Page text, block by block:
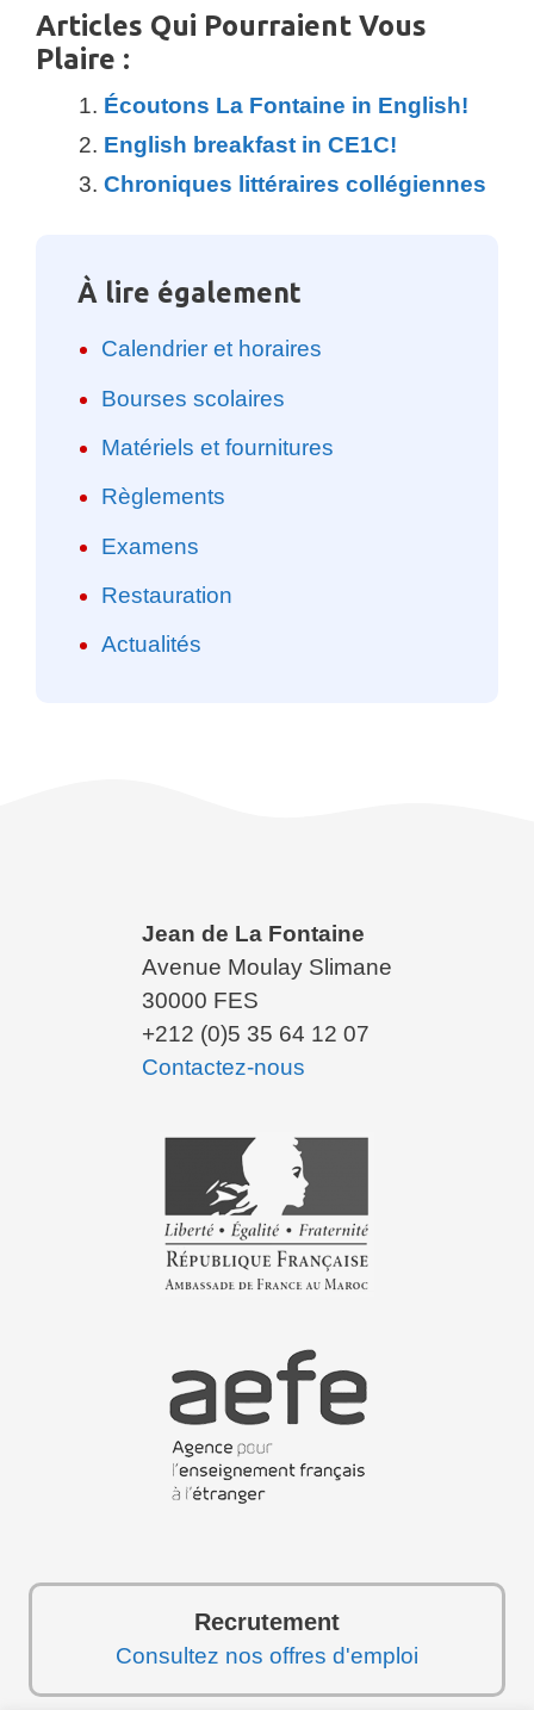
Articles Qui Pourraient Vous
Plaire :
Écoutons La Fontaine in English!
English breakfast in CE1C!
Chroniques littéraires collégiennes
À lire également
Calendrier et horaires
Bourses scolaires
Matériels et fournitures
Règlements
Examens
Restauration
Actualités
Jean de La Fontaine
Avenue Moulay Slimane
30000 FES
+212 (0)5 35 64 12 07
Contactez-nous
Recrutement
Consultez nos offres d'emploi